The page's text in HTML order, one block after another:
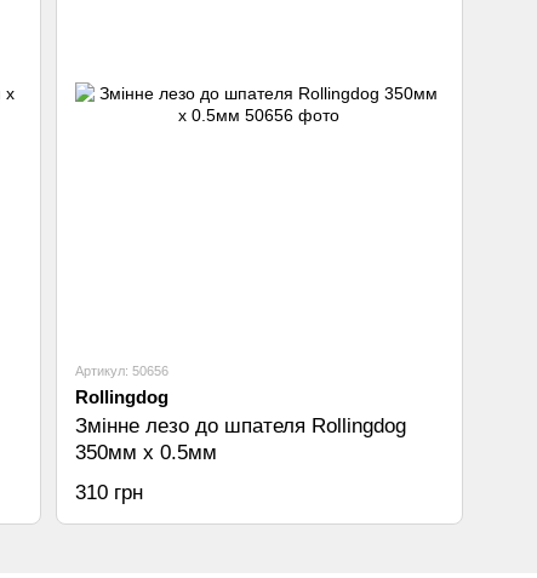
Артикул: 50656
Rollingdog
Змінне лезо до шпателя Rollingdog
350мм x 0.5мм
310 грн